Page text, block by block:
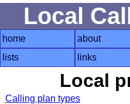
Local
home about
lists
links
Local
Calling plan types